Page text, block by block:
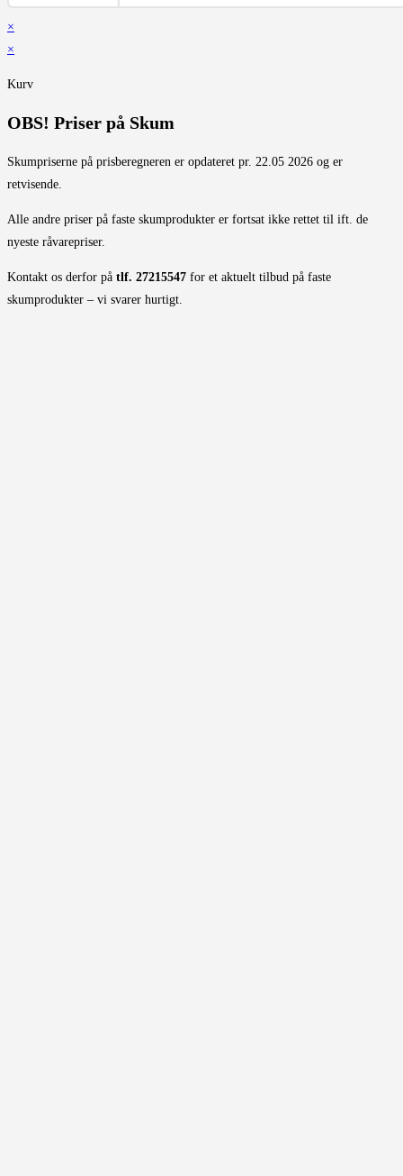
×
×
Kurv
OBS! Priser på Skum
Skumpriserne på prisberegneren er opdateret pr. 22.05 2026 og er
retvisende.
Alle andre priser på faste skumprodukter er fortsat ikke rettet til ift. de
nyeste råvarepriser.
Kontakt os derfor på tlf. 27215547 for et aktuelt tilbud på faste
skumprodukter – vi svarer hurtigt.